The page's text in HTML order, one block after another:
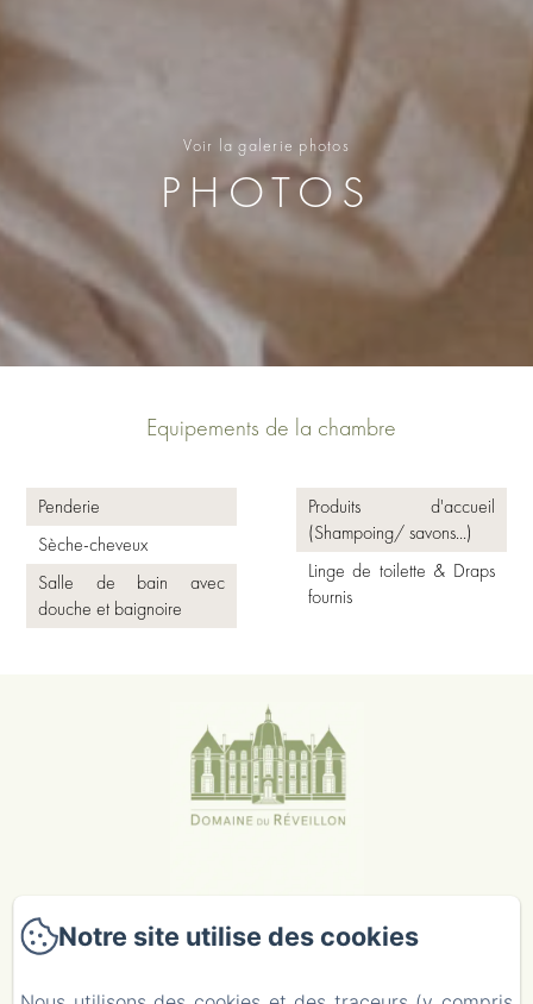
Voir la galerie photos
PHOTOS
Equipements de la chambre
Penderie
Sèche-cheveux
Salle de bain avec
douche et baignoire
Produits d'accueil
(Shampoing/ savons...)
Linge de toilette & Draps
fournis
Notre site utilise des cookies